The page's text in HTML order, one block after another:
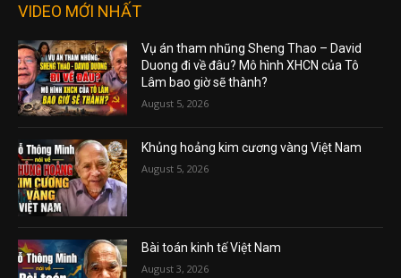
VIDEO MỚI NHẤT
Vụ án tham nhũng Sheng Thao – David
Duong đi về đâu? Mô hình XHCN của Tô
Lâm bao giờ sẽ thành?
August 5, 2026
Khủng hoảng kim cương vàng Việt Nam
August 5, 2026
Bài toán kinh tế Việt Nam
August 3, 2026